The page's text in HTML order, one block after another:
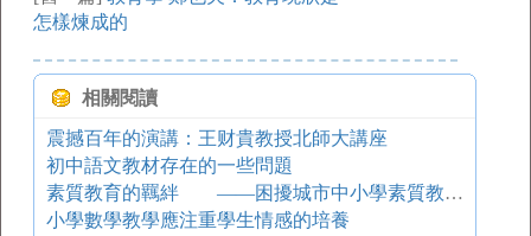
怎樣煉成的
相關閱讀
震撼百年的演講：王财貴教授北師大講座
初中語文教材存在的一些問題
素質教育的羈絆 ——困擾城市中小學素質教育的幾個因素
小學數學教學應注重學生情感的培養